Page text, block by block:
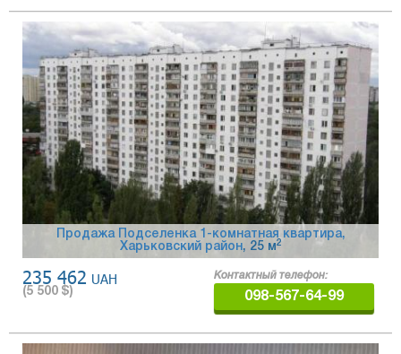
Продажа Подселенка 1-комнатная квартира,
Харьковский район, 25 м2
235 462 UAH
(5 500 $)
Контактный телефон:
098-567-64-99